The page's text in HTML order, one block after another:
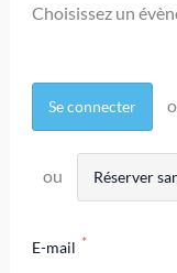
Choisissez un
Se connecter
Réserver
E-mail